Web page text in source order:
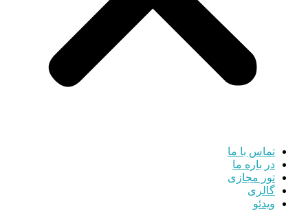
تماس با ما
در باره ما
تور مجازی
گالری
ویدئو